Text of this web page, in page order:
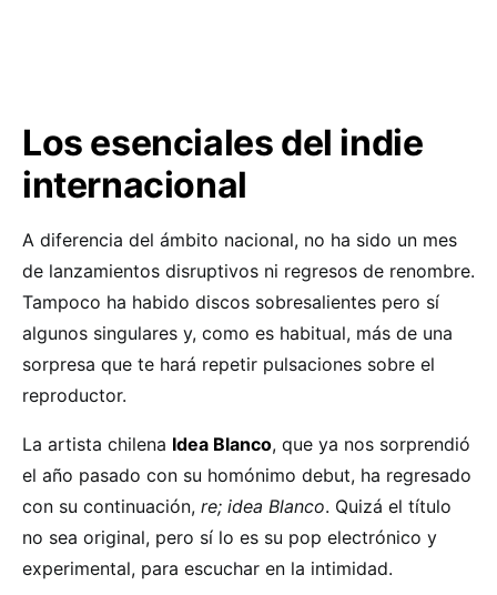
Los esenciales del indie
internacional
A diferencia del ámbito nacional, no ha sido un mes
de lanzamientos disruptivos ni regresos de renombre.
Tampoco ha habido discos sobresalientes pero sí
algunos singulares y, como es habitual, más de una
sorpresa que te hará repetir pulsaciones sobre el
reproductor.
La artista chilena Idea Blanco, que ya nos sorprendió
el año pasado con su homónimo debut, ha regresado
con su continuación, re; idea Blanco. Quizá el título
no sea original, pero sí lo es su pop electrónico y
experimental, para escuchar en la intimidad.